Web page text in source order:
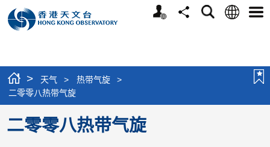
个
分
搜
语
选
> 天气 > 热带气旋
>
二零零八热带气旋
二零零八热带气旋